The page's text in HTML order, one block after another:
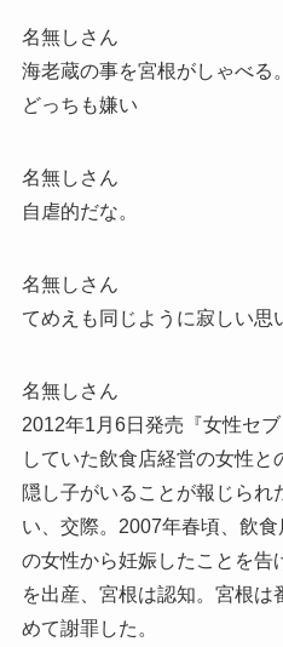
名無しさん
海老蔵の事を宮根がしゃべる。
どっちも嫌い
名無しさん
自虐的だな。
名無しさん
てめえも同じように寂しい思
名無しさん
2012年1月6日発売『女性セ
していた飲食店経営の女性と
隠し子がいることが報じられ
い、交際。2007年春頃、飲
の女性から妊娠したことを告
を出産、宮根は認知。宮根
めて謝罪した。